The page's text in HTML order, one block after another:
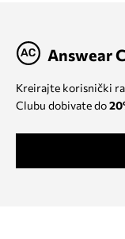
Answear
Kreirajte korisnički
Clubu dobivate do